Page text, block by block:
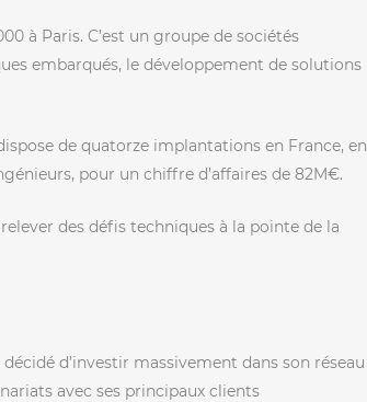
à Paris. C’est un groupe de sociétés
embarqués, le développement de solutions
de quatorze implantations en France, en
pour un chiffre d’affaires de 82M€.
des défis techniques à la pointe de la
d’investir massivement dans son réseau
avec ses principaux clients